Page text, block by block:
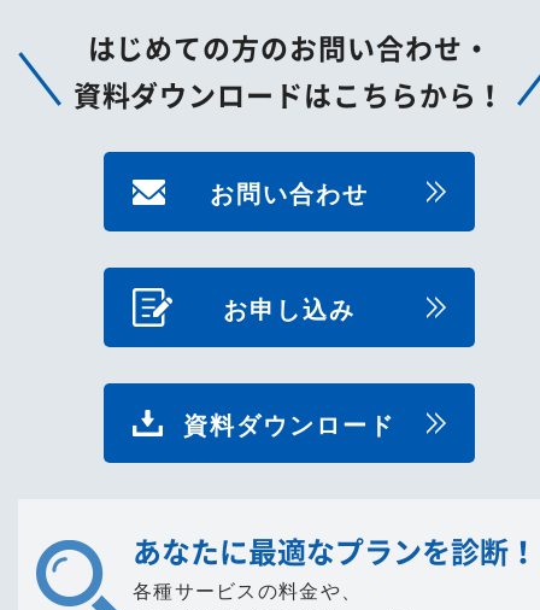
はじめての方のお問い合わせ・
資料ダウンロードはこちらから！
お問い合わせ
お申し込み
資料ダウンロード
あなたに最適なプランを診断！
各種サービスの料金や、